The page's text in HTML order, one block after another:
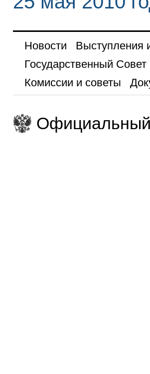
Новости
Выступления
Государственный Совет
Комиссии и советы
Официальный